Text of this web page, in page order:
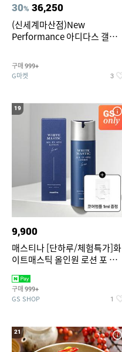
30% 36,250
(신세계마산점)New
Performance 아디다스 갤럭시
구매 999+
G마켓 3
19
9,900
매스티나 [단하루/체험특가]화
이트매스틱 올인원 로션 포 맨
구매 999+
GS SHOP 1
21